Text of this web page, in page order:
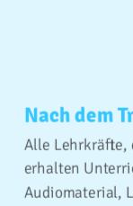
Nach dem
Alle Lehrkräfte,
erhalten
Audiomaterial,